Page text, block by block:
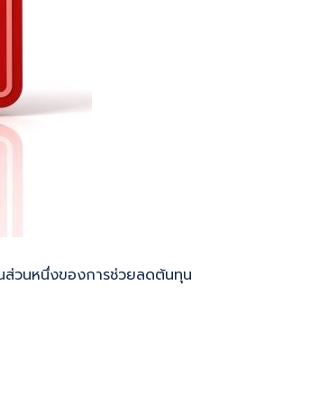
ส่วนหนึ่งของการช่วยลดต้นทุน